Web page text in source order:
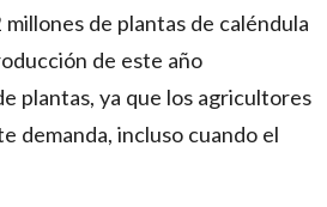
de plantas de caléndula
de este año
plantas, ya que los agricultores
demanda, incluso cuando el